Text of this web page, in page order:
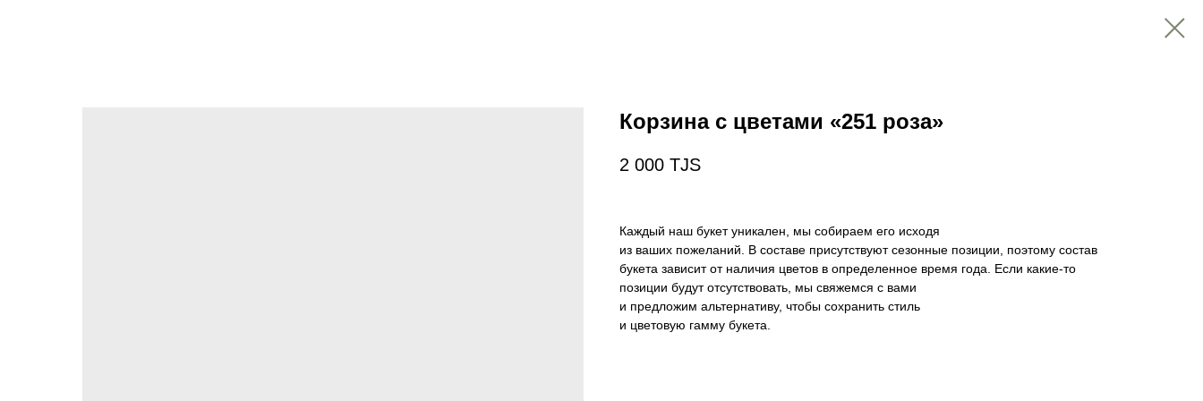
Корзина с цветами «251 роза»
2 000 TJS
Каждый наш букет уникален, мы собираем его исходя
из ваших пожеланий. В составе присутствуют сезонные позиции, поэтому состав
букета зависит от наличия цветов в определенное время года. Если какие-то
позиции будут отсутствовать, мы свяжемся с вами
и предложим альтернативу, чтобы сохранить стиль
и цветовую гамму букета.